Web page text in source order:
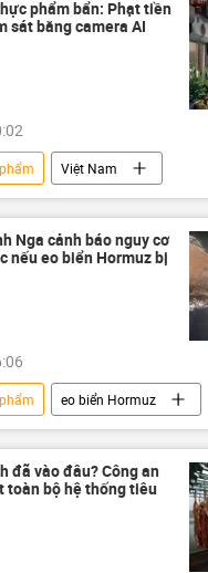
Quản lý Thị trường
phẩm bẩn: Phạt tiền
sát bằng camera AI
Việt Nam
Hà Nội
thực phẩm
Nga cảnh báo nguy cơ
nếu eo biển Hormuz bị
eo biển Hormuz
trị
Thế giới
xung đột
Iran
Kỳ
đã vào đâu? Công an
toàn bộ hệ thống tiêu